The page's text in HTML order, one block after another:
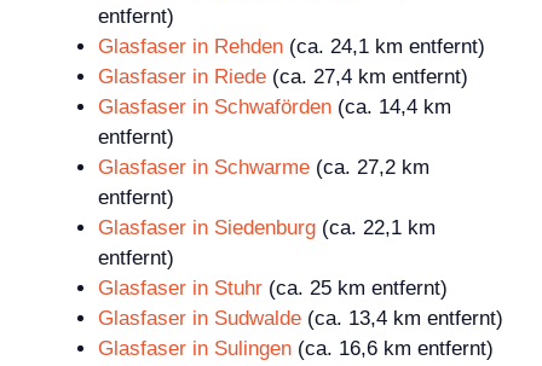
entfernt)
Glasfaser in Rehden (ca. 24,1 km entfernt)
Glasfaser in Riede (ca. 27,4 km entfernt)
Glasfaser in Schwaförden (ca. 14,4 km
entfernt)
Glasfaser in Schwarme (ca. 27,2 km
entfernt)
Glasfaser in Siedenburg (ca. 22,1 km
entfernt)
Glasfaser in Stuhr (ca. 25 km entfernt)
Glasfaser in Sudwalde (ca. 13,4 km entfernt)
Glasfaser in Sulingen (ca. 16,6 km entfernt)